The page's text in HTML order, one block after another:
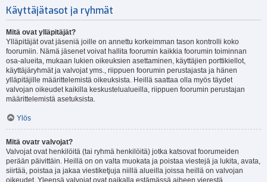
Käyttäjätasot ja ryhmät
Mitä ovat ylläpitäjät?
Ylläpitäjät ovat jäseniä joille on annettu korkeimman tason kontrolli koko
foorumiin. Nämä jäsenet voivat hallita foorumin kaikkia foorumin toiminnan
osa-alueita, mukaan lukien oikeuksien asettaminen, käyttäjien porttikiellot,
käyttäjäryhmät ja valvojat yms., riippuen foorumin perustajasta ja hänen
ylläpitäjille määrittelemistä oikeuksista. Heillä saattaa olla myös täydet
valvojan oikeudet kaikilla keskustelualueilla, riippuen foorumin perustajan
määrittelemistä asetuksista.
Ylös
Mitä ovatr valvojat?
Valvojat ovat henkilöitä (tai ryhmä henkilöitä) jotka katsovat foorumeiden
perään päivittäin. Heillä on on valta muokata ja poistaa viestejä ja lukita, avata,
siirtää, poistaa ja jakaa viestiketjuja niillä alueilla joissa heillä on valvojan
oikeudet. Yleensä valvojat ovat paikalla estämässä aiheen vierestä